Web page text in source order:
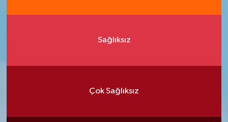
Sağlıksız
Çok Sağlıksız